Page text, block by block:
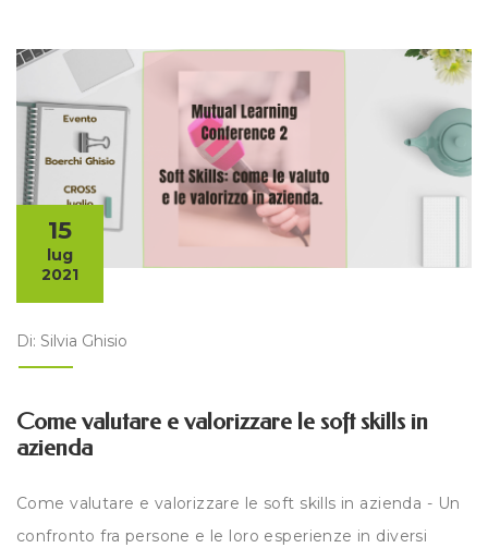
15
lug
2021
Di: Silvia Ghisio
Come valutare e valorizzare le soft skills in
azienda
Come valutare e valorizzare le soft skills in azienda - Un
confronto fra persone e le loro esperienze in diversi